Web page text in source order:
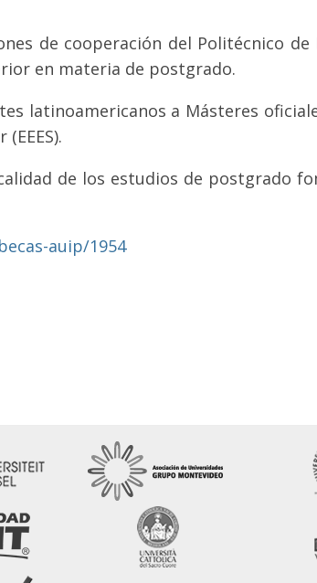
de cooperación del Politécnico
en materia de postgrado.
latinoamericanos a Másteres
de los estudios de postgrado
auip/1954